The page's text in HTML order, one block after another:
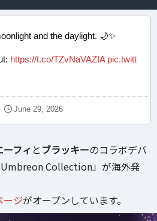
and the daylight. 🌙✨
https://t.co/TZvNaVAZIA pic.twitt
June 29, 2026
ーフィ と ブラッキーのコラボデバ
Collection」が海外発
ージがオープンしています。